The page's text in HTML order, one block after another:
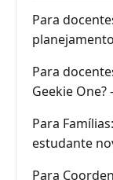
Para
Para
Geekie One?
Para
estudante
Para